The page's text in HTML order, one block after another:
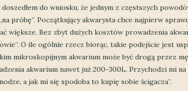
do wniosku, że jednym z częstszych
próbę”. Początkujący akwarysta chce najpierw
większe. Bez zbyt dużych kosztów prowadzenia
O ile ogólnie rzecz biorąc, takie podejście jest
mikroskopijnym akwarium może być drogą przez
akwarium nawet już 200-300L. Przychodzi mi
a jak mi się spodoba to kupię sobie ścigacza”.